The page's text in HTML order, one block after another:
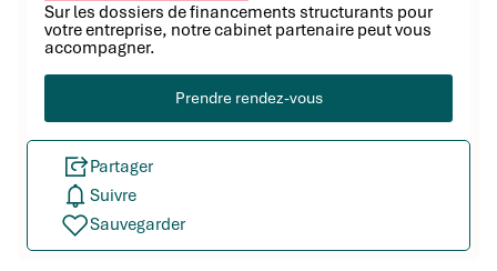
Sur les dossiers de financements structurants pour
votre entreprise, notre cabinet partenaire peut vous
accompagner.
Prendre rendez-vous
Partager
Suivre
Sauvegarder